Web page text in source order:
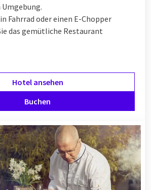
Fahrrad oder einen E-Chopper
das gemütliche Restaurant
Hotel ansehen
Buchen